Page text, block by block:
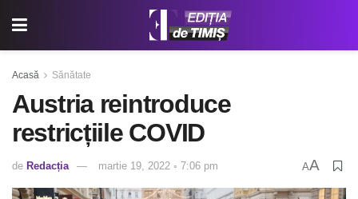
Acasă Sănătate
Austria reintroduce
restricțiile COVID
de Redacția martie 19, 2022 ◦ 7:06 pm AA